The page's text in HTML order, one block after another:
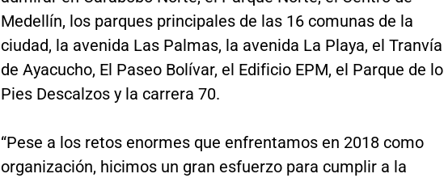
Medellín, los parques principales de las 16 comunas de la
ciudad, la avenida Las Palmas, la avenida La Playa, el Tranvía
de Ayacucho, El Paseo Bolívar, el Edificio EPM, el Parque de
Pies Descalzos y la carrera 70.
“Pese a los retos enormes que enfrentamos en 2018 como
organización, hicimos un gran esfuerzo para cumplir a la